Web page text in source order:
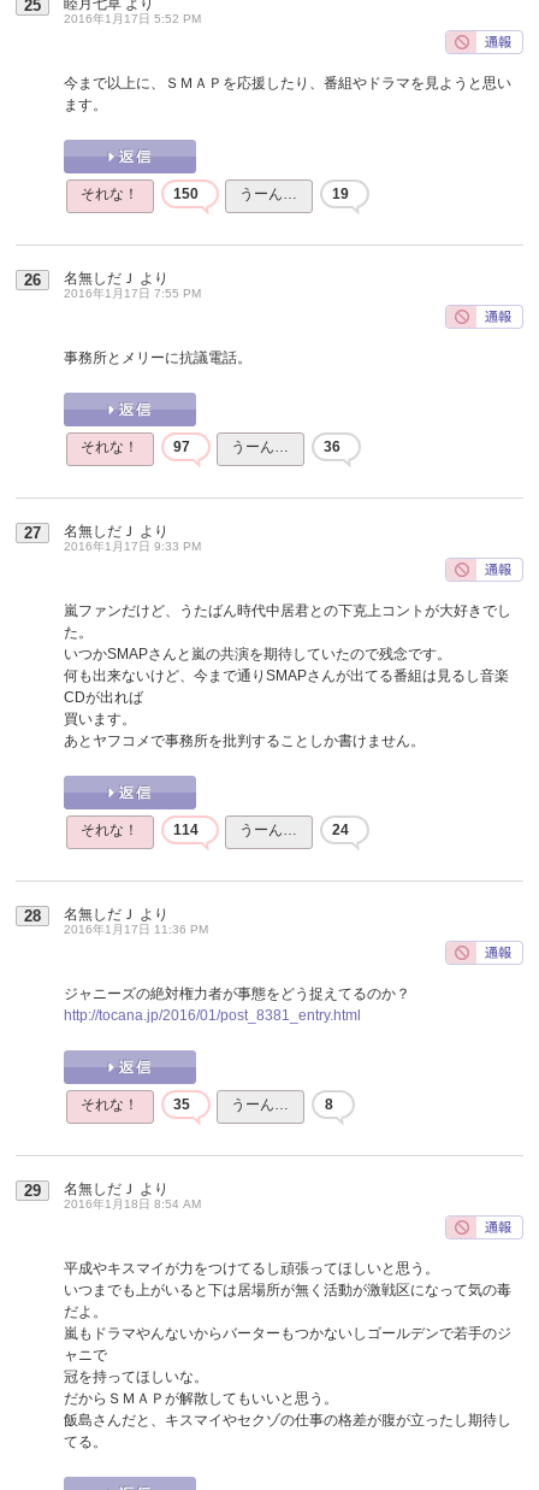
25
2016年1月17日 5:52 PM
今まで以上に、ＳＭＡＰを応援したり、番組やドラマを見ようと思い
ます。
それな！ 150 うーん… 19
26 名無しだＪ より
2016年1月17日 7:55 PM
事務所とメリーに抗議電話。
それな！ 97 うーん… 36
27 名無しだＪ より
2016年1月17日 9:33 PM
嵐ファンだけど、うたばん時代中居君との下克上コントが大好きでし
た。
いつかSMAPさんと嵐の共演を期待していたので残念です。
何も出来ないけど、今まで通りSMAPさんが出てる番組は見るし音楽
CDが出れば
買います。
あとヤフコメで事務所を批判することしか書けません。
それな！ 114 うーん… 24
28 名無しだＪ より
2016年1月17日 11:36 PM
ジャニーズの絶対権力者が事態をどう捉えてるのか？
http://tocana.jp/2016/01/post_8381_entry.html
それな！ 35 うーん… 8
29 名無しだＪ より
2016年1月18日 8:54 AM
平成やキスマイが力をつけてるし頑張ってほしいと思う。
いつまでも上がいると下は居場所が無く活動が激戦区になって気の毒
だよ。
嵐もドラマやんないからバーターもつかないしゴールデンで若手のジ
ャニで
冠を持ってほしいな。
だからＳＭＡＰが解散してもいいと思う。
飯島さんだと、キスマイやセクゾの仕事の格差が腹が立ったし期待し
てる。